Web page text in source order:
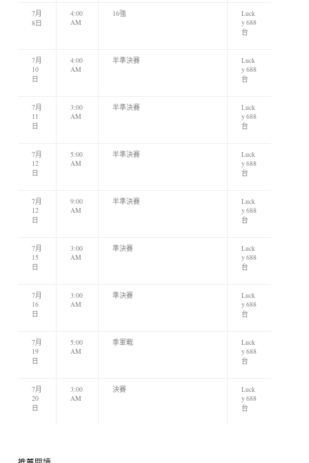
7月
8日
4:00
AM
16強
Luck
y 688
台
7月
10
日
4:00
AM
半準決賽
Luck
y 688
台
7月
11
日
3:00
AM
半準決賽
Luck
y 688
台
7月
12
日
5:00
AM
半準決賽
Luck
y 688
台
7月
12
日
9:00
AM
半準決賽
Luck
y 688
台
7月
15
日
3:00
AM
準決賽
Luck
y 688
台
7月
16
日
3:00
AM
準決賽
Luck
y 688
台
7月
19
日
5:00
AM
季軍戰
Luck
y 688
台
7月
20
日
3:00
AM
決賽
Luck
y 688
台